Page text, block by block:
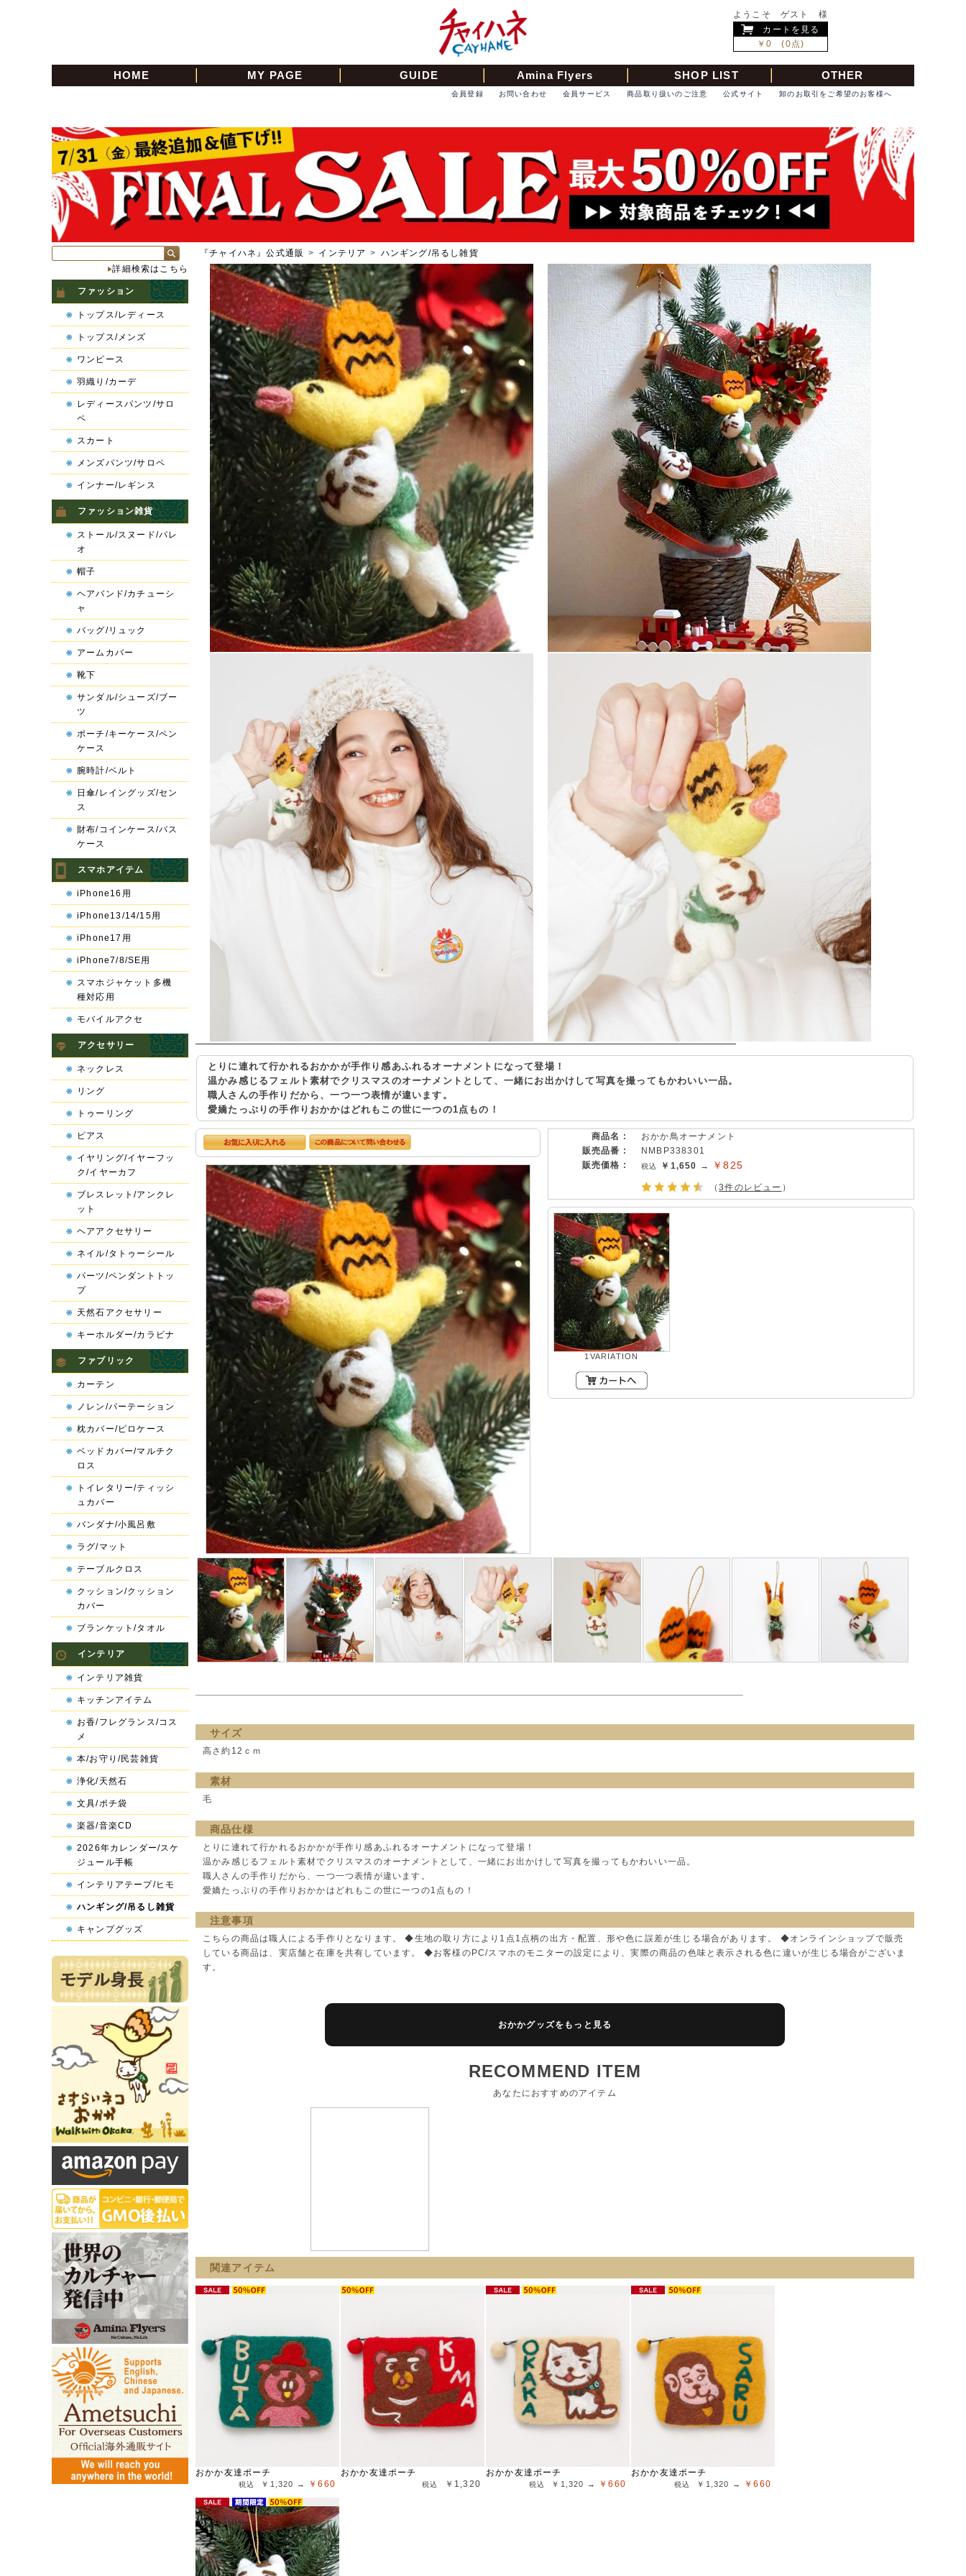
ようこそ ゲスト 様
カートを見る
￥0 (0点)
HOME MY PAGE GUIDE Amina Flyers SHOP LIST OTHER
卸のお取引をご希望のお客様へ
公式サイト
商品取り扱いのご注意
会員サービス
お問い合わせ
会員登録
『チャイハネ』公式通販 > インテリア > ハンギング/吊るし雑貨
とりに連れて行かれるおかかが手作り感あふれるオーナメントになって登場！
温かみ感じるフェルト素材でクリスマスのオーナメントとして、一緒にお出かけして写真を撮ってもかわいい一品。
職人さんの手作りだから、一つ一つ表情が違います。
愛嬌たっぷりの手作りおかかはどれもこの世に一つの1点もの！
商品名 :
おかか鳥オーナメント
販売品番 :
NMBP338301
販売価格 :
￥1,650 → ￥825
（3件のレビュー ）
1VARIATION
サイズ
高さ約12ｃｍ
素材
毛
商品仕様
とりに連れて行かれるおかかが手作り感あふれるオーナメントになって登場！
温かみ感じるフェルト素材でクリスマスのオーナメントとして、一緒にお出かけして写真を撮ってもかわいい一品。
職人さんの手作りだから、一つ一つ表情が違います。
愛嬌たっぷりの手作りおかかはどれもこの世に一つの1点もの！
注意事項
こちらの商品は職人による手作りとなります。 ◆生地の取り方により1点1点柄の出方・配置、形や色に誤差が生じる場合があります。 ◆オンラインショップで販売
している商品は、実店舗と在庫を共有しています。 ◆お客様のPC/スマホのモニターの設定により、実際の商品の色味と表示される色に違いが生じる場合がございま
す。
おかかグッズをもっと見る
RECOMMEND ITEM
あなたにおすすめのアイテム
関連アイテム
おかか友達ポーチ
￥1,320 → ￥660
おかか友達ポーチ
￥1,320
おかか友達ポーチ
￥1,320 → ￥660
おかか友達ポーチ
￥1,320 → ￥660
詳細検索はこちら
ファッション
トップス/レディース
トップス/メンズ
ワンピース
羽織り/カーデ
レディースパンツ/サロ
ペ
スカート
メンズパンツ/サロペ
インナー/レギンス
ファッション雑貨
ストール/スヌード/パレ
オ
帽子
ヘアバンド/カチューシ
ャ
バッグ/リュック
アームカバー
靴下
サンダル/シューズ/ブー
ツ
ポーチ/キーケース/ペン
ケース
腕時計/ベルト
日傘/レイングッズ/セン
ス
財布/コインケース/パス
ケース
スマホアイテム
iPhone16用
iPhone13/14/15用
iPhone17用
iPhone7/8/SE用
スマホジャケット多機
種対応用
モバイルアクセ
アクセサリー
ネックレス
リング
トゥーリング
ピアス
イヤリング/イヤーフッ
ク/イヤーカフ
ブレスレット/アンクレ
ット
ヘアアクセサリー
ネイル/タトゥーシール
パーツ/ペンダントトッ
プ
天然石アクセサリー
キーホルダー/カラビナ
ファブリック
カーテン
ノレン/パーテーション
枕カバー/ピロケース
ベッドカバー/マルチク
ロス
トイレタリー/ティッシ
ュカバー
バンダナ/小風呂敷
ラグ/マット
テーブルクロス
クッション/クッション
カバー
ブランケット/タオル
インテリア
インテリア雑貨
キッチンアイテム
お香/フレグランス/コス
メ
本/お守り/民芸雑貨
浄化/天然石
文具/ポチ袋
楽器/音楽CD
2026年カレンダー/スケ
ジュール手帳
インテリアテープ/ヒモ
ハンギング/吊るし雑貨
キャンプグッズ